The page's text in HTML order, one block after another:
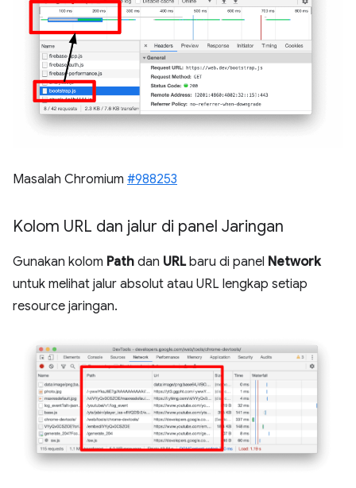
Masalah Chromium #988253
Kolom URL dan jalur di panel Jaringan
Gunakan kolom Path dan URLbaru di panel Network
untuk melihat jalur absolut atau URL lengkap setiap
resource jaringan.